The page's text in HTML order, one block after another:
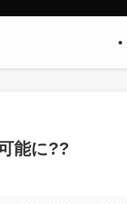
能に??